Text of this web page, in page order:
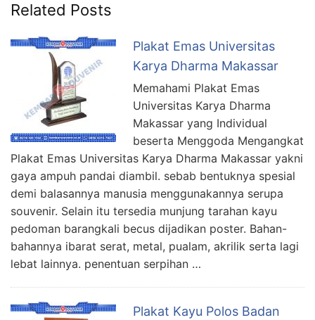
Related Posts
Plakat Emas Universitas
Karya Dharma Makassar
Memahami Plakat Emas
Universitas Karya Dharma
Makassar yang Individual
beserta Menggoda Mengangkat
Plakat Emas Universitas Karya Dharma Makassar yakni
gaya ampuh pandai diambil. sebab bentuknya spesial
demi balasannya manusia menggunakannya serupa
souvenir. Selain itu tersedia munjung tarahan kayu
pedoman barangkali becus dijadikan poster. Bahan-
bahannya ibarat serat, metal, pualam, akrilik serta lagi
lebat lainnya. penentuan serpihan …
Plakat Kayu Polos Badan